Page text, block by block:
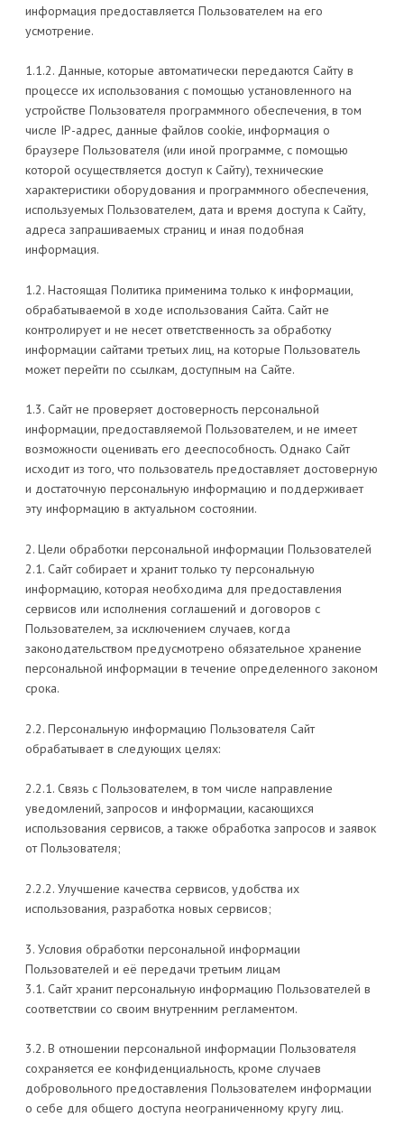
информация предоставляется Пользователем на его
усмотрение.
1.1.2. Данные, которые автоматически передаются Сайту в
процессе их использования с помощью установленного на
устройстве Пользователя программного обеспечения, в том
числе IP-адрес, данные файлов cookie, информация о
браузере Пользователя (или иной программе, с помощью
которой осуществляется доступ к Сайту), технические
характеристики оборудования и программного обеспечения,
используемых Пользователем, дата и время доступа к Сайту,
адреса запрашиваемых страниц и иная подобная
информация.
1.2. Настоящая Политика применима только к информации,
обрабатываемой в ходе использования Сайта. Сайт не
контролирует и не несет ответственность за обработку
информации сайтами третьих лиц, на которые Пользователь
может перейти по ссылкам, доступным на Сайте.
1.3. Сайт не проверяет достоверность персональной
информации, предоставляемой Пользователем, и не имеет
возможности оценивать его дееспособность. Однако Сайт
исходит из того, что пользователь предоставляет достоверную
и достаточную персональную информацию и поддерживает
эту информацию в актуальном состоянии.
2. Цели обработки персональной информации Пользователей
2.1. Сайт собирает и хранит только ту персональную
информацию, которая необходима для предоставления
сервисов или исполнения соглашений и договоров с
Пользователем, за исключением случаев, когда
законодательством предусмотрено обязательное хранение
персональной информации в течение определенного законом
срока.
2.2. Персональную информацию Пользователя Сайт
обрабатывает в следующих целях:
2.2.1. Связь с Пользователем, в том числе направление
уведомлений, запросов и информации, касающихся
использования сервисов, а также обработка запросов и заявок
от Пользователя;
2.2.2. Улучшение качества сервисов, удобства их
использования, разработка новых сервисов;
3. Условия обработки персональной информации
Пользователей и её передачи третьим лицам
3.1. Сайт хранит персональную информацию Пользователей в
соответствии со своим внутренним регламентом.
3.2. В отношении персональной информации Пользователя
сохраняется ее конфиденциальность, кроме случаев
добровольного предоставления Пользователем информации
о себе для общего доступа неограниченному кругу лиц.